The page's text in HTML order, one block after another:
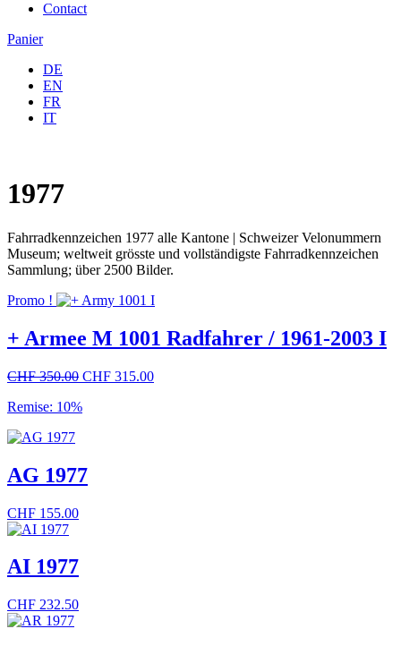
Contact
Panier
DE
EN
FR
IT
1977
Fahrradkennzeichen 1977 alle Kantone | Schweizer Velonummern
Museum; weltweit grösste und vollständigste Fahrradkennzeichen
Sammlung; über 2500 Bilder.
Promo !
+ Armee M 1001 Radfahrer / 1961-2003 I
CHF350.00 Le
initial
CHF 315.00Le
Remise: 10%
AG 1977
CHF 155.00
AI 1977
CHF 232.50